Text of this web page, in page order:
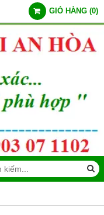
GIỎ HÀNG (0)